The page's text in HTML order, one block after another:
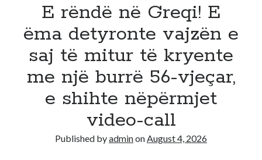
E rëndë në Greqi! E
ëma detyronte vajzën e
saj të mitur të kryente
me një burrë 56-vjeçar,
e shihte nëpërmjet
video-call
Published byadminonAugust 4, 2026